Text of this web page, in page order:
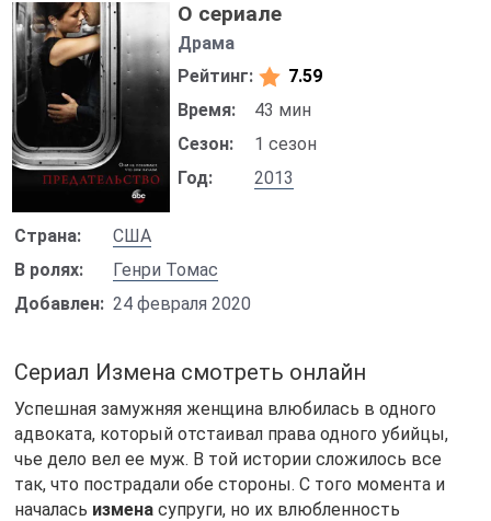
О сериале
Драма
Рейтинг:
7.59
Время:
43 мин
Сезон:
1 сезон
Год:
2013
Страна:
США
В ролях:
Генри Томас
Добавлен: 24 февраля 2020
Сериал Измена смотреть онлайн
Успешная замужняя женщина влюбилась в одного
адвоката, который отстаивал права одного убийцы,
чье дело вел ее муж. В той истории сложилось все
так, что пострадали обе стороны. С того момента и
началась изменасупруги, но их влюбленность